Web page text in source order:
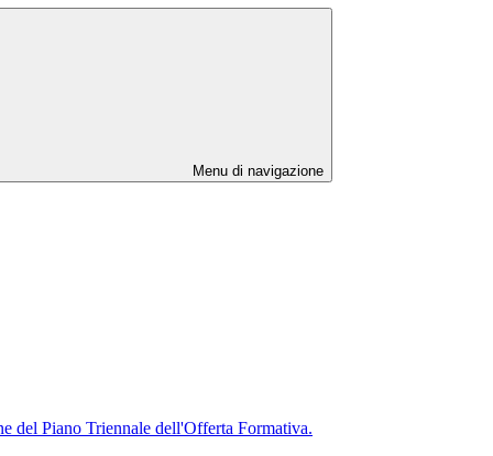
Menu di navigazione
del Piano Triennale dell'Offerta Formativa.